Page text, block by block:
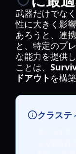
武器だけでな
性に大きく影
あろうと、連
と、特定のプ
な能力を提供
ことは、
ドアウト を構
クラステ